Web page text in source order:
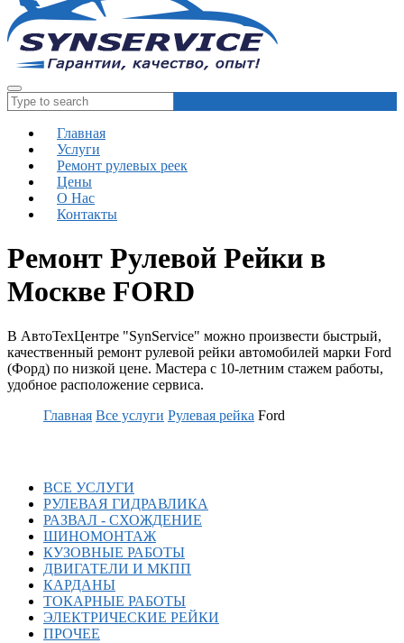
Главная
Услуги
Ремонт рулевых реек
Цены
О Нас
Контакты
Ремонт Рулевой Рейки в
Москве FORD
В АвтоТехЦентре "SynService" можно произвести быстрый,
качественный ремонт рулевой рейки автомобилей марки Ford
(Форд) по низкой цене. Мастера с 10-летним стажем работы,
удобное расположение сервиса.
Главная Все услуги Рулевая рейка Ford
ВСЕ УСЛУГИ
РУЛЕВАЯ ГИДРАВЛИКА
РАЗВАЛ - СХОЖДЕНИЕ
ШИНОМОНТАЖ
КУЗОВНЫЕ РАБОТЫ
ДВИГАТЕЛИ И МКПП
КАРДАНЫ
ТОКАРНЫЕ РАБОТЫ
ЭЛЕКТРИЧЕСКИЕ РЕЙКИ
ПРОЧЕЕ